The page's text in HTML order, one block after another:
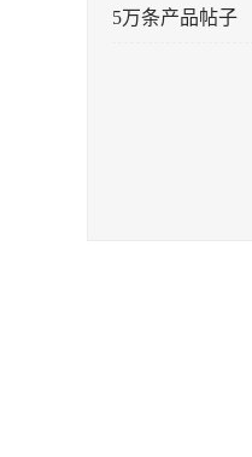
5万条产品帖子